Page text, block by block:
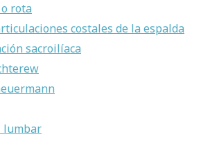
rota
costales de la espalda
sacroilíaca
lumbar